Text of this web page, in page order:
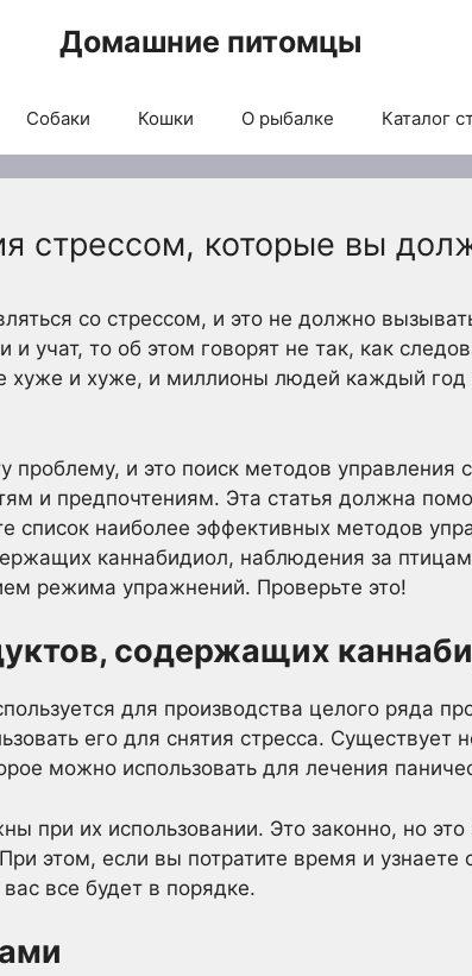
Домашние питомцы
Собаки Кошки О рыбалке Каталог
стрессом, которые вы
со стрессом, и это не должно
и учат, то об этом говорят не так, как
хуже и хуже, и миллионы людей каждый
проблему, и это поиск методов управления
и предпочтениям. Эта статья должна
список наиболее эффективных методов
каннабидиол, наблюдения за
режима упражнений. Проверьте это!
содержащих
для производства целого ряда
его для снятия стресса. Существует
можно использовать для лечения
при их использовании. Это законно, но
этом, если вы потратите время и узнаете
все будет в порядке.